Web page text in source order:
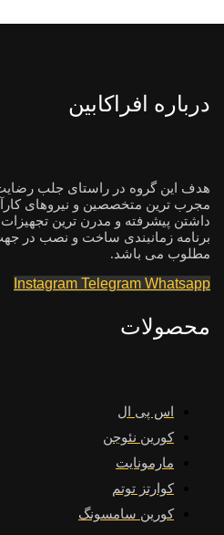
درباره افراکابین
هدف این گروه در راستای جلب رضایت
مجرب ترین متخصصین و نیروهای
داشتن پیشرفته و مدرن ترین
برنامه زمانبندی ساخت و نصب در
مطلوب می باشد.
Instagram Telegram Whatsapp
محصولات
اس پی ال
کورین نئوجن
مارمونایت
کوارتز توتم
کورین سامسونگ